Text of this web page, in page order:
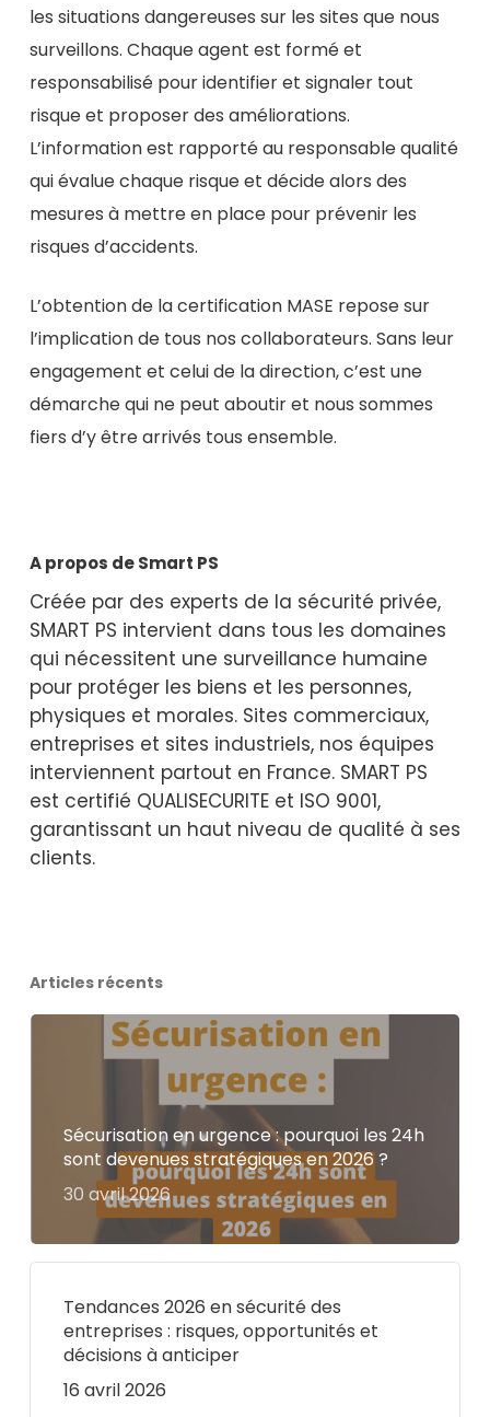
les situations dangereuses sur les sites que nous
surveillons. Chaque agent est formé et
responsabilisé pour identifier et signaler tout
risque et proposer des améliorations.
L’information est rapporté au responsable qualité
qui évalue chaque risque et décide alors des
mesures à mettre en place pour prévenir les
risques d’accidents.
L’obtention de la certification MASE repose sur
l’implication de tous nos collaborateurs. Sans leur
engagement et celui de la direction, c’est une
démarche qui ne peut aboutir et nous sommes
fiers d’y être arrivés tous ensemble.
A propos de Smart PS
Créée par des experts de la sécurité privée,
SMART PS intervient dans tous les domaines
qui nécessitent une surveillance humaine
pour protéger les biens et les personnes,
physiques et morales. Sites commerciaux,
entreprises et sites industriels, nos équipes
interviennent partout en France. SMART PS
est certifié QUALISECURITE et ISO 9001,
garantissant un haut niveau de qualité à ses
clients.
Articles récents
Sécurisation en urgence : pourquoi les 24h
sont devenues stratégiques en 2026 ?
30 avril 2026
Tendances 2026 en sécurité des
entreprises : risques, opportunités et
décisions à anticiper
16 avril 2026